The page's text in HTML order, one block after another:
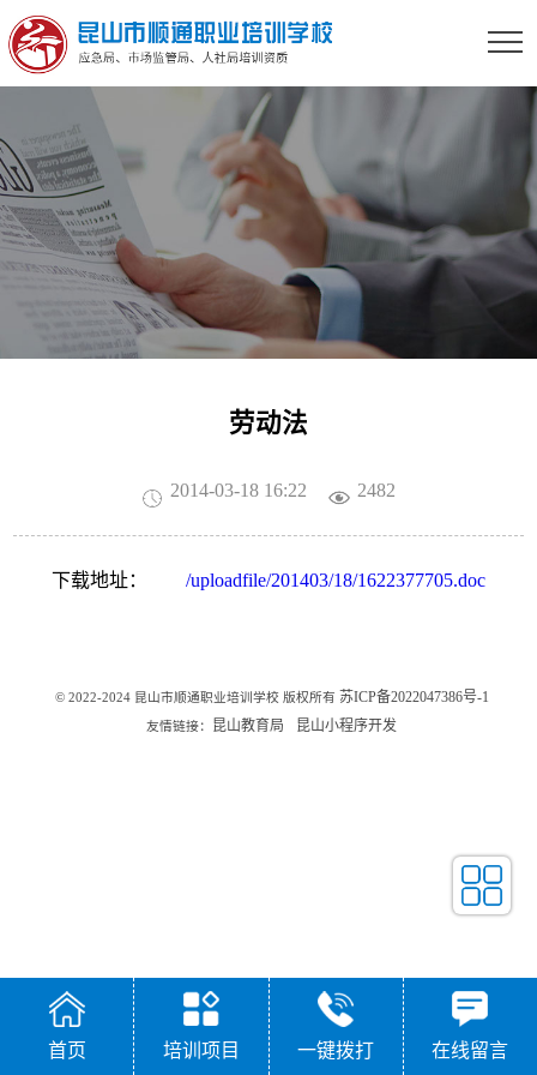
劳动法
2014-03-18 16:22 2482
下载地址： /uploadfile/201403/18/1622377705.doc
首页 培训项目 一键拨打 在线留言
© 2022-2024 昆山市顺通职业培训学校 版权所有 苏ICP备2022047386号-1
友情链接： 昆山教育局 昆山小程序开发